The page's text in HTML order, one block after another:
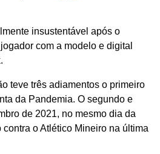
insustentável após o
com a modelo e digital
teve três adiamentos o primeiro
da Pandemia. O segundo e
de 2021, no mesmo dia da
o Atlético Mineiro na última